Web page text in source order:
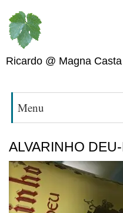
Ricardo @ Magna Casta
Menu
ALVARINHO